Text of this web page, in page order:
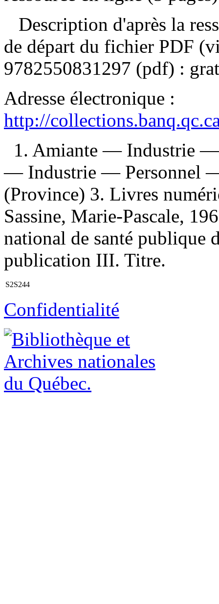
Description d'après la
de départ du fichier PDF
9782550831297 (pdf) :
Adresse électronique :
http://
1. Amiante — Industrie —
— Industrie — Personnel
(Province) 3. Livres
Sassine, Marie-Pascale,
national de santé publique
publication III. Titre.
S2S244
Confidentialité